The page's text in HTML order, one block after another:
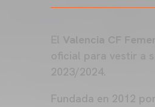
oficial para vestir a
2023/2024.
Fundada en 2012